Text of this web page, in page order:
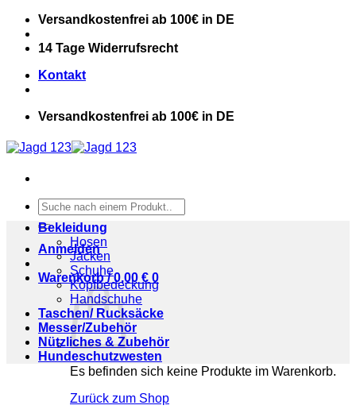
Zum
Inhalt
springen
Versandkostenfrei ab 100€ in DE
14 Tage Widerrufsrecht
Kontakt
Versandkostenfrei ab 100€ in DE
Suchen
nach:
Anmelden
Warenkorb /0,00 € 0
Es befinden sich keine Produkte im Warenkorb.
Zurück zum Shop
Bekleidung
Hosen
Jacken
Schuhe
Kopfbedeckung
Handschuhe
Taschen/ Rucksäcke
Messer/Zubehör
Nützliches & Zubehör
Hundeschutzwesten